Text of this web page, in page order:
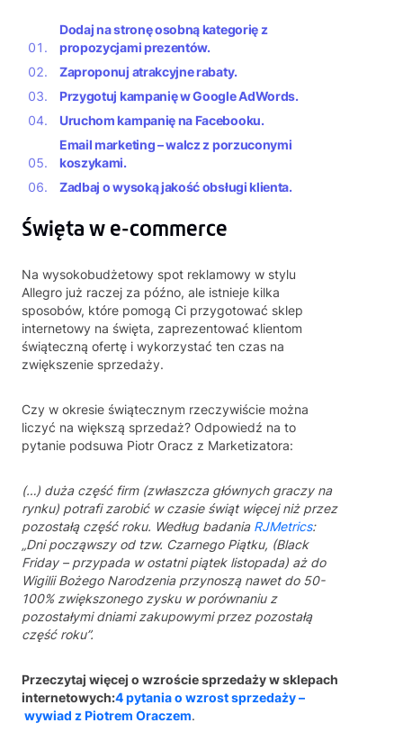
Dodaj na stronę osobną kategorię z
propozycjami prezentów.
Zaproponuj atrakcyjne rabaty.
Przygotuj kampanię w Google AdWords.
Uruchom kampanię na Facebooku.
Email marketing – walcz z porzuconymi
koszykami.
Zadbaj o wysoką jakość obsługi klienta.
Święta w e-commerce
Na wysokobudżetowy spot reklamowy w stylu
Allegro już raczej za późno, ale istnieje kilka
sposobów, które pomogą Ci przygotować sklep
internetowy na święta, zaprezentować klientom
świąteczną ofertę i wykorzystać ten czas na
zwiększenie sprzedaży.
Czy w okresie świątecznym rzeczywiście można
liczyć na większą sprzedaż? Odpowiedź na to
pytanie podsuwa Piotr Oracz z Marketizatora:
(…) duża część firm (zwłaszcza głównych graczy na
rynku) potrafi zarobić w czasie świąt więcej niż przez
pozostałą część roku. Według badania RJMetrics:
„Dni począwszy od tzw. Czarnego Piątku, (Black
Friday – przypada w ostatni piątek listopada) aż do
Wigilii Bożego Narodzenia przynoszą nawet do 50-
100% zwiększonego zysku w porównaniu z
pozostałymi dniami zakupowymi przez pozostałą
część roku”.
Przeczytaj więcej o wzroście sprzedaży w sklepach
internetowych:4 pytania o wzrost sprzedaży –
wywiad z Piotrem Oraczem.